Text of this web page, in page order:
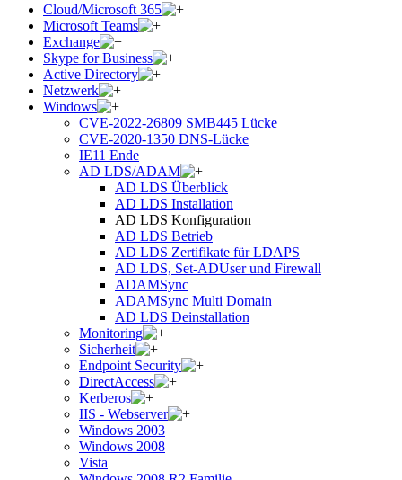
Cloud/Microsoft 365
Microsoft Teams
Exchange
Skype for Business
Active Directory
Netzwerk
Windows
CVE-2022-26809 SMB445 Lücke
CVE-2020-1350 DNS-Lücke
IE11 Ende
AD LDS/ADAM
AD LDS Überblick
AD LDS Installation
AD LDS Konfiguration
AD LDS Betrieb
AD LDS Zertifikate für LDAPS
AD LDS, Set-ADUser und Firewall
ADAMSync
ADAMSync Multi Domain
AD LDS Deinstallation
Monitoring
Sicherheit
Endpoint Security
DirectAccess
Kerberos
IIS - Webserver
Windows 2003
Windows 2008
Vista